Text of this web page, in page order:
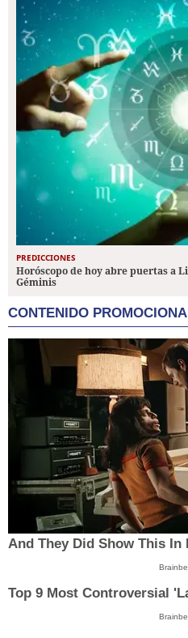
PREDICCIONES
Horóscopo de hoy abre puertas a
Géminis
CONTENIDO
And They Did Show This In
Top 9 Most Controversial